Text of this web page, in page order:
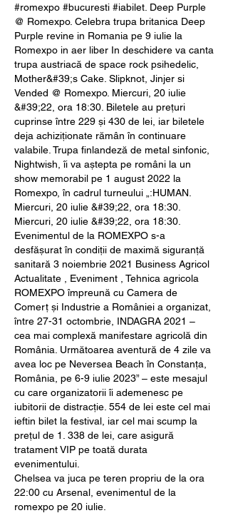
#romexpo #bucuresti #iabilet. Deep Purple
@ Romexpo. Celebra trupa britanica Deep
Purple revine in Romania pe 9 iulie la
Romexpo in aer liber In deschidere va canta
trupa austriacă de space rock psihedelic,
Mother&#39;s Cake. Slipknot, Jinjer si
Vended @ Romexpo. Miercuri, 20 iulie
&#39;22, ora 18:30. Biletele au prețuri
cuprinse între 229 și 430 de lei, iar biletele
deja achiziționate rămân în continuare
valabile. Trupa finlandeză de metal sinfonic,
Nightwish, îi va aștepta pe români la un
show memorabil pe 1 august 2022 la
Romexpo, în cadrul turneului „:HUMAN.
Miercuri, 20 iulie &#39;22, ora 18:30.
Miercuri, 20 iulie &#39;22, ora 18:30.
Evenimentul de la ROMEXPO s-a
desfășurat în condiții de maximă siguranță
sanitară 3 noiembrie 2021 Business Agricol
Actualitate , Eveniment , Tehnica agricola
ROMEXPO împreună cu Camera de
Comerț și Industrie a României a organizat,
între 27-31 octombrie, INDAGRA 2021 –
cea mai complexă manifestare agricolă din
România. Următoarea aventură de 4 zile va
avea loc pe Neversea Beach în Constanța,
România, pe 6-9 iulie 2023” – este mesajul
cu care organizatorii îi ademenesc pe
iubitorii de distracție. 554 de lei este cel mai
ieftin bilet la festival, iar cel mai scump la
prețul de 1. 338 de lei, care asigură
tratament VIP pe toată durata
evenimentului.
Chelsea va juca pe teren propriu de la ora
22:00 cu Arsenal, evenimentul de la
romexpo pe 20 iulie.